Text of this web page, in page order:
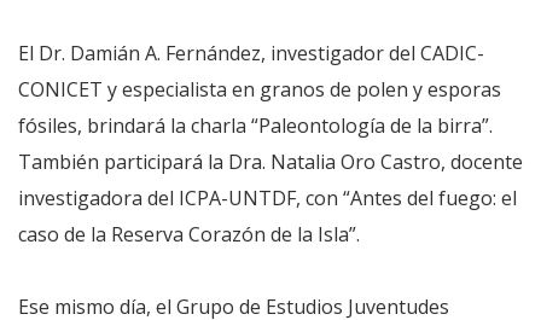
El Dr. Damián A. Fernández, investigador del CADIC-
CONICET y especialista en granos de polen y esporas
fósiles, brindará la charla “Paleontología de la birra”.
También participará la Dra. Natalia Oro Castro, docente
investigadora del ICPA-UNTDF, con “Antes del fuego: el
caso de la Reserva Corazón de la Isla”.
Ese mismo día, el Grupo de Estudios Juventudes